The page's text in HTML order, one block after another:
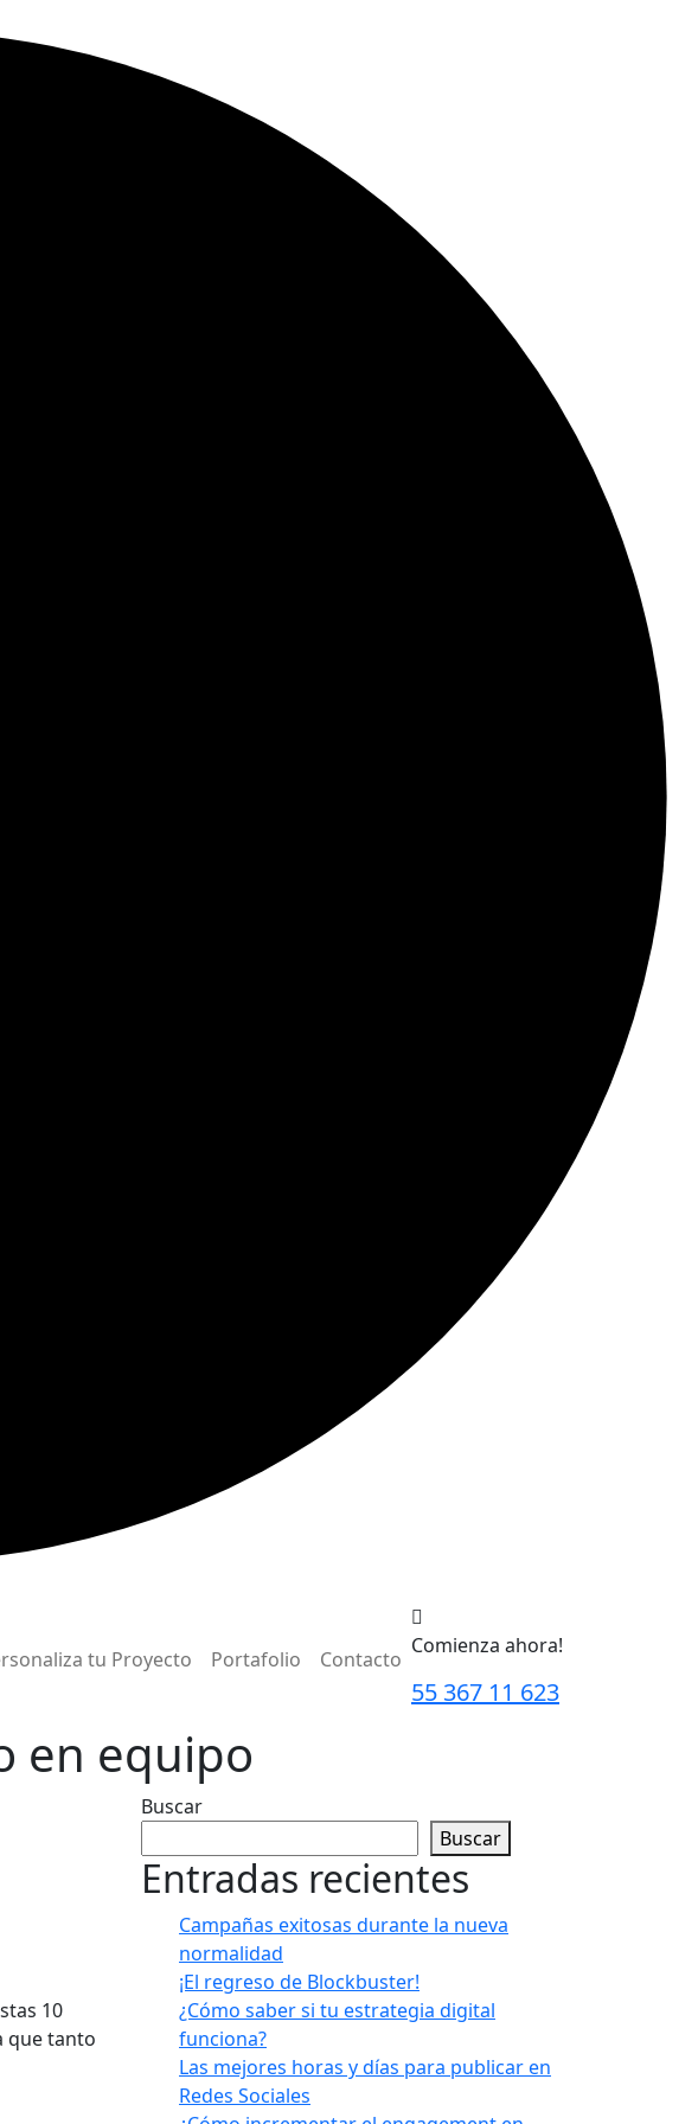
tu Proyecto Portafolio Contacto
Comienza ahora!
55 367 11 623
en equipo
10
que tanto
Buscar
Buscar
Entradas recientes
Campañas exitosas durante la nueva
normalidad
¡El regreso de Blockbuster!
¿Cómo saber si tu estrategia digital
funciona?
Las mejores horas y días para publicar en
Redes Sociales